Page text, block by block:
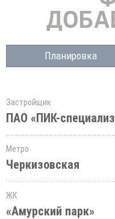
Планировка
Застройщик
ПАО «ПИК-
Метро
Черкизовская
ЖК
«Амурский парк»